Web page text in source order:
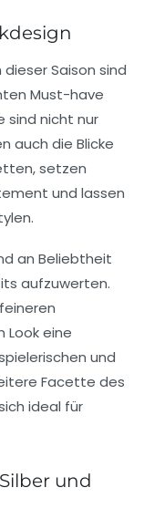
Saison sind
Must-have
sind nicht nur
auch die Blicke
setzen
und lassen
an Beliebtheit
aufzuwerten.
Look eine
und
Facette des
ideal für
und